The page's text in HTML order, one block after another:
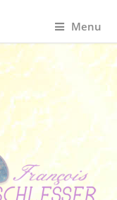
Menu